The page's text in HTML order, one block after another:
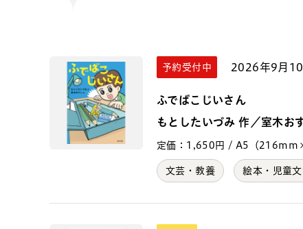
予約受付中 2026年9月
ふでばこじいさん
もとしたいづみ 作／室木お
定価：1,650円 / A5（
文芸・教養 絵本・児童文